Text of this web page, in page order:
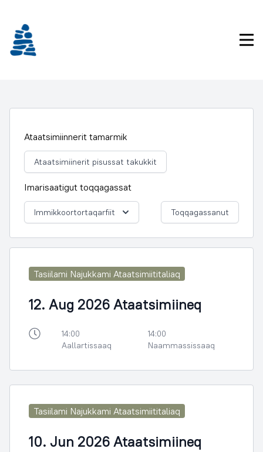
Ataatsimiinnerit tamarmik
Ataatsimiinerit pisussat takukkit
Imarisaatigut toqqagassat
Immikkoortortaqarfiit Toqqagassanut
Tasiilami Najukkami Ataatsimiititaliaq
12. Aug 2026 Ataatsimiineq
14:00
Aallartissaaq
14:00
Naammassissaaq
Tasiilami Najukkami Ataatsimiititaliaq
10. Jun 2026 Ataatsimiineq